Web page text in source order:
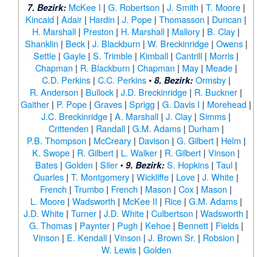
7. Bezirk: McKee I | G. Robertson | J. Smith | T. Moore|
Kincaid | Adair | Hardin | J. Pope | Thomasson | Duncan |
H. Marshall | Preston | H. Marshall | Mallory | B. Clay |
Shanklin | Beck| J. Blackburn | W. Breckinridge| Owens|
Settle | Gayle | S. Trimble | Kimball | Cantrill | Morris |
Chapman | R. Blackburn | Chapman | May| Meade|
C.D. Perkins| C.C. Perkins• 8. Bezirk: Ormsby|
R. Anderson | Bullock | J.D. Breckinridge | R. Buckner |
Gaither | P. Pope | Graves | Sprigg | G. Davis I | Morehead |
J.C. Breckinridge | A. Marshall | J. Clay | Simms |
Crittenden | Randall| G.M. Adams| Durham |
P.B. Thompson | McCreary| Davison | G. Gilbert| Helm |
K. Swope | R. Gilbert | L. Walker | R. Gilbert | Vinson |
Bates| Golden | Siler• 9. Bezirk: S. Hopkins| Taul|
Quarles | T. Montgomery | Wickliffe | Love | J. White |
French | Trumbo | French | Mason | Cox | Mason |
L. Moore| Wadsworth | McKee II | Rice| G.M. Adams|
J.D. White | Turner | J.D. White | Culbertson | Wadsworth |
G. Thomas| Paynter| Pugh | Kehoe| Bennett| Fields|
Vinson | E. Kendall | Vinson | J. Brown Sr. | Robsion |
W. Lewis| Golden